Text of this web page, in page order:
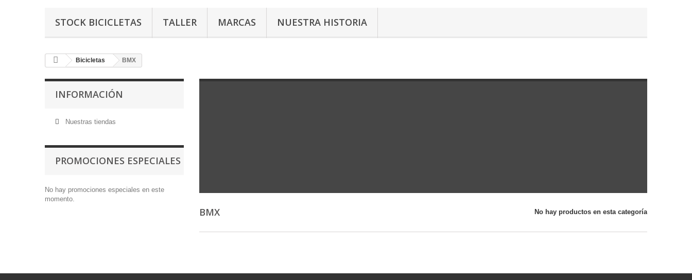
STOCK BICICLETAS TALLER MARCAS NUESTRA HISTORIA
Bicicletas BMX
INFORMACIÓN
Nuestras tiendas
PROMOCIONES ESPECIALES
No hay promociones especiales en este
momento.
BMX No hay productos en esta categoría